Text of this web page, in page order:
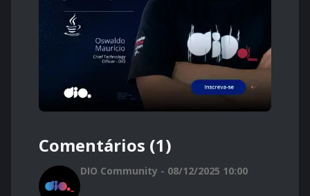
Comentários (1)
DIO Community - 08/12/2025 10:00